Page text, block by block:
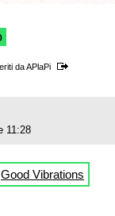
daAPlaPi
11:28
Good Vibrations